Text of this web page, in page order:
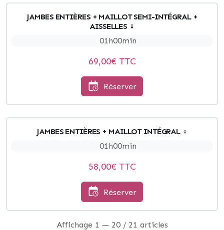
JAMBES ENTIÈRES + MAILLOT SEMI-INTÉGRAL +
AISSELLES ♀
01h00min
69,00€ TTC
Réserver
JAMBES ENTIÈRES + MAILLOT INTÉGRAL ♀
01h00min
58,00€ TTC
Réserver
Affichage 1 — 20 / 21 articles